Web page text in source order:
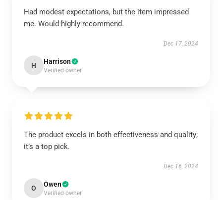
Had modest expectations, but the item impressed
me. Would highly recommend.
Dec 17, 2024
H Harrison
Verified owner
The product excels in both effectiveness and quality;
it’s a top pick.
Dec 16, 2024
O Owen
Verified owner